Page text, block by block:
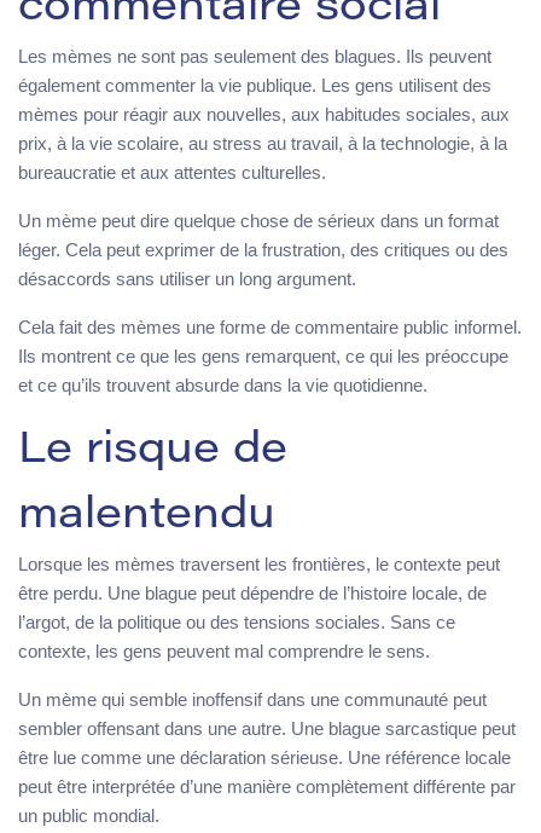
commentaire social
Les mèmes ne sont pas seulement des blagues. Ils peuvent
également commenter la vie publique. Les gens utilisent des
mèmes pour réagir aux nouvelles, aux habitudes sociales, aux
prix, à la vie scolaire, au stress au travail, à la technologie, à la
bureaucratie et aux attentes culturelles.
Un mème peut dire quelque chose de sérieux dans un format
léger. Cela peut exprimer de la frustration, des critiques ou des
désaccords sans utiliser un long argument.
Cela fait des mèmes une forme de commentaire public informel.
Ils montrent ce que les gens remarquent, ce qui les préoccupe
et ce qu’ils trouvent absurde dans la vie quotidienne.
Le risque de
malentendu
Lorsque les mèmes traversent les frontières, le contexte peut
être perdu. Une blague peut dépendre de l’histoire locale, de
l’argot, de la politique ou des tensions sociales. Sans ce
contexte, les gens peuvent mal comprendre le sens.
Un mème qui semble inoffensif dans une communauté peut
sembler offensant dans une autre. Une blague sarcastique peut
être lue comme une déclaration sérieuse. Une référence locale
peut être interprétée d’une manière complètement différente par
un public mondial.